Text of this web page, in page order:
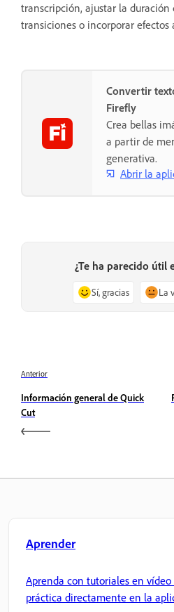
transcripción, ajustar la duración
transiciones o incorporar efectos
Convertir
Firefly
Crea bellas
a partir de
generativa.
Abrir la
¿Te ha parecido útil
Sí, gracias La
Anterior
Información general de Quick
Cut
Aprender
Aprenda con tutoriales en
práctica directamente en la